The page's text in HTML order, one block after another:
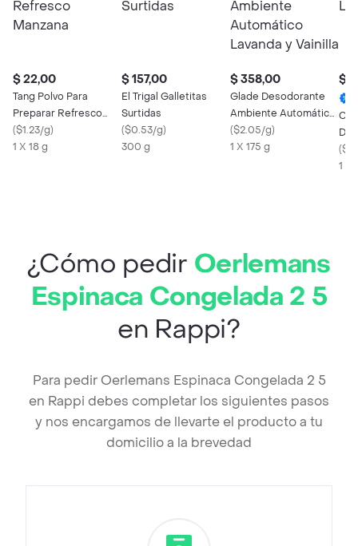
$ 22,00
Tang Polvo Para
Preparar Refresco
Manzana
($1.23/g)
1 X 18 g
$ 157,00
El Trigal Galletitas
Surtidas
($0.53/g)
300 g
$ 358,00
Glade Desodorante
Ambiente Automático
Lavanda y Vainilla
($2.05/g)
1 X 175 g
$
(
1 L
¿Cómo pedir Oerlemans
Espinaca Congelada 2 5
en Rappi?
Para pedir Oerlemans Espinaca Congelada 2 5
en Rappi debes completar los siguientes pasos
y nos encargamos de llevarte el producto a tu
domicilio a la brevedad